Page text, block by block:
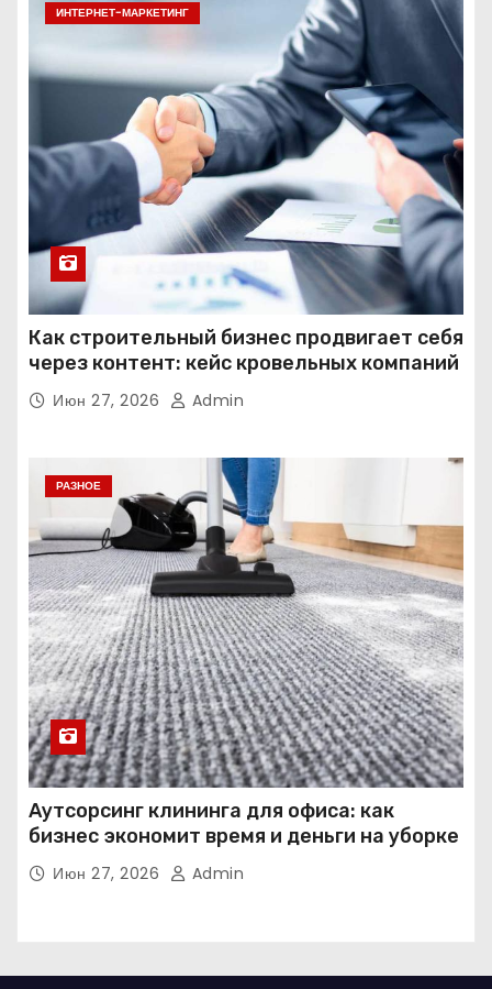
ИНТЕРНЕТ-МАРКЕТИНГ
Как строительный бизнес продвигает себя
через контент: кейс кровельных компаний
Июн 27, 2026 Admin
РАЗНОЕ
Аутсорсинг клининга для офиса: как
бизнес экономит время и деньги на уборке
Июн 27, 2026 Admin